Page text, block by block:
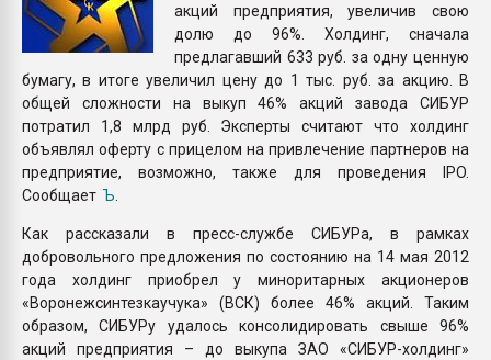
акций предприятия, увеличив свою
долю до 96%. Холдинг, сначала
предлагавший 633 руб. за одну ценную
бумагу, в итоге увеличил цену до 1 тыс. руб. за акцию. В
общей сложности на выкуп 46% акций завода СИБУР
потратил 1,8 млрд руб. Эксперты считают что холдинг
объявлял оферту с прицелом на привлечение партнеров на
предприятие, возможно, также для проведения IPO.
Сообщает Ъ
Как рассказали в пресс-службе СИБУРа, в рамках
добровольного предложения по состоянию на 14 мая 2012
года холдинг приобрел у миноритарных акционеров
«Воронежсинтезкаучука» (ВСК) более 46% акций. Таким
образом, СИБУРу удалось консолидировать свыше 96%
акций предприятия – до выкупа ЗАО «СИБУР-холдинг»